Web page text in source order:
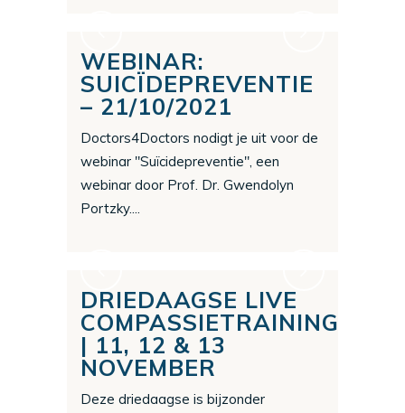
WEBINAR:
SUICÏDEPREVENTIE
– 21/10/2021
Doctors4Doctors nodigt je uit voor de
webinar "Suïcidepreventie", een
webinar door Prof. Dr. Gwendolyn
Portzky....
DRIEDAAGSE LIVE
COMPASSIETRAINING
| 11, 12 & 13
NOVEMBER
Deze driedaagse is bijzonder